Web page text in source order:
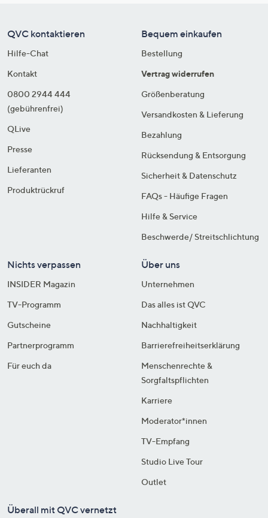
QVC kontaktieren
Hilfe-Chat
Kontakt
0800 2944 444
(gebührenfrei)
QLive
Presse
Lieferanten
Produktrückruf
Bequem einkaufen
Bestellung
Vertrag widerrufen
Größenberatung
Versandkosten & Lieferung
Bezahlung
Rücksendung & Entsorgung
Sicherheit & Datenschutz
FAQs - Häufige Fragen
Hilfe & Service
Beschwerde/ Streitschlichtung
Nichts verpassen
INSIDER Magazin
TV-Programm
Gutscheine
Partnerprogramm
Für euch da
Über uns
Unternehmen
Das alles ist QVC
Nachhaltigkeit
Barrierefreiheitserklärung
Menschenrechte &
Sorgfaltspflichten
Karriere
Moderator*innen
TV-Empfang
Studio Live Tour
Outlet
Überall mit QVC vernetzt